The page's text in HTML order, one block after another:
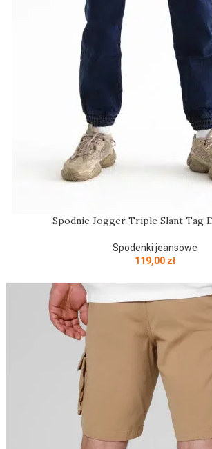
Spodnie Jogger Triple Slant Tag
Spodenki jeansowe
119,00 zł